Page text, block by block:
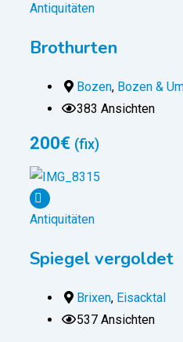
Antiquitäten
Brothurten
Bozen, Bozen &
383 Ansichten
200€ (fix)
Antiquitäten
Spiegel vergoldet
Brixen, Eisacktal
537 Ansichten